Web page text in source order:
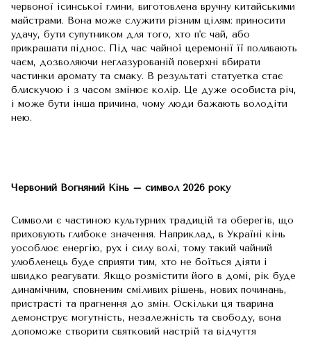
червоної ісинської глини, виготовлена вручну китайськими
майстрами. Вона може служити різним цілям: приносити
удачу, бути супутником для того, хто п'є чай, або
прикрашати піднос. Під час чайної церемонії її поливають
чаєм, дозволяючи неглазурованій поверхні вбирати
частинки аромату та смаку. В результаті статуетка стає
блискучою і з часом змінює колір. Це дуже особиста річ,
і може бути інша причина, чому люди бажають володіти
нею.
Червоний Вогняний Кінь – символ 2026 року
Символи є частиною культурних традицій та оберегів, що
приховують глибоке значення. Наприклад, в Україні кінь
уособлює енергію, рух і силу волі, тому такий чайний
улюбленець буде сприяти тим, хто не боїться діяти і
швидко реагувати. Якщо розмістити його в домі, рік буде
динамічним, сповненим сміливих рішень, нових починань,
пристрасті та прагнення до змін. Оскільки ця тварина
демонструє могутність, незалежність та свободу, вона
допоможе створити святковий настрій та відчуття